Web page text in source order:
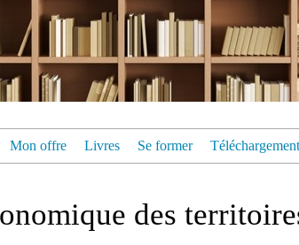
Mon offre Livres Se former
des